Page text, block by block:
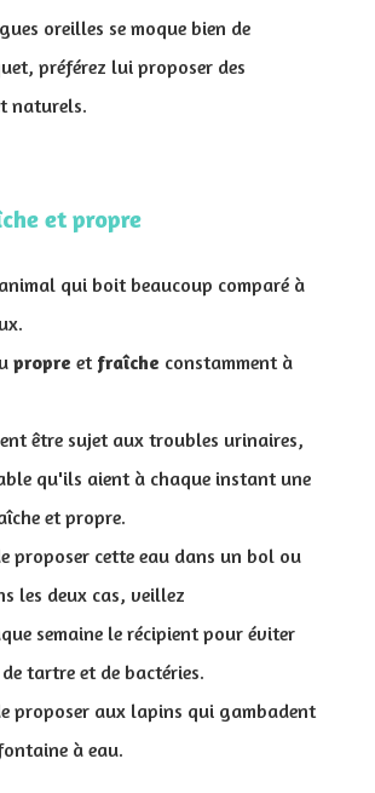
oreilles se moque bien de
préférez lui proposer des
naturels.
et propre
qui boit beaucoup comparé à
propre et fraîche constamment à
être sujet aux troubles urinaires,
qu'ils aient à chaque instant une
et propre.
proposer cette eau dans un bol ou
les deux cas, veillez
semaine le récipient pour éviter
tartre et de bactéries.
proposer aux lapins qui gambadent
à eau.